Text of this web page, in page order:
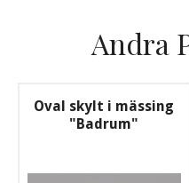
Andra
Oval skylt i mässing
"Badrum"